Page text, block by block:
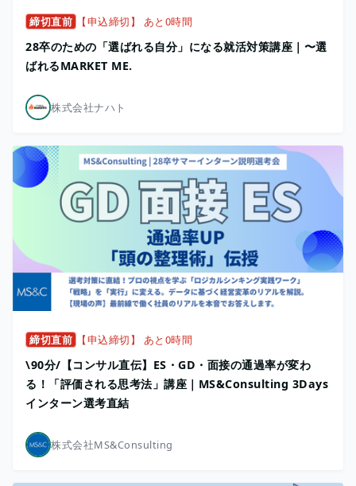
締切直前 【申込締切】 あと0時間
28卒のための「選ばれる自分」になる就活対策講座｜〜選
ばれるMARKET ME.
株式会社ナハト
締切直前 【申込締切】 あと0時間
\90分/【コンサル直伝】ES・GD・面接の通過率が変わ
る！「評価される思考法」講座｜MS&Consulting 3Days
インターン選考直結
株式会社MS&Consulting